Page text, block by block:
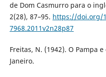
de Dom Casmurro para o
2(28), 87–95. https://doi.org/
7968.2011v2n28p87
Freitas, N. (1942). O Pampa
Janeiro.